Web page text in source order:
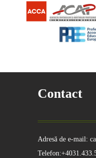
Contact
Adresă de e-mail: